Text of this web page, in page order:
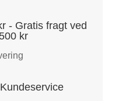
- Gratis fragt ved
kr